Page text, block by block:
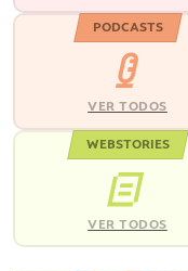
PODCASTS
VER TODOS
WEBSTORIES
VER TODOS